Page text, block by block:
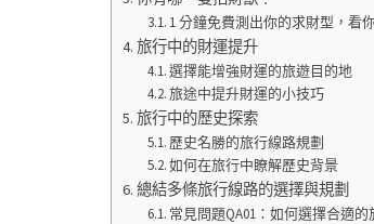
1 分鐘免費測出你的求財型，看
旅行中的財運提升
選擇能增強財運的旅遊目的地
旅途中提升財運的小技巧
旅行中的歷史探索
歷史名勝的旅行線路規劃
如何在旅行中瞭解歷史背景
總結多條旅行線路的選擇與規劃
常見問題QA01：如何選擇合適的